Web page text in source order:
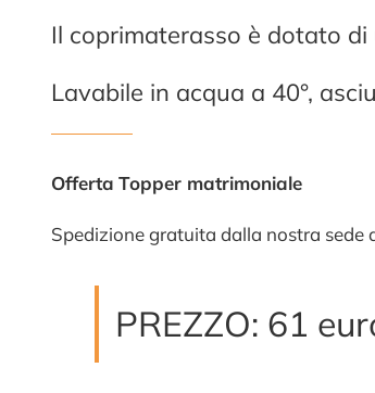
Il coprimaterasso è dotato
Lavabile in acqua a 40°,
Offerta Topper matrimoniale
Spedizione gratuita dalla nostra sede
PREZZO: 61